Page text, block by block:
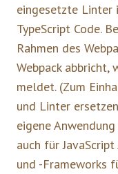
eingesetzte Linter
TypeScript Code.
Rahmen des
Webpack abbricht,
meldet. (Zum
und Linter
eigene
auch für
und -Frameworks